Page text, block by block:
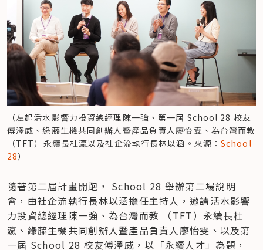
（左起活水影響力投資總經理陳一強、第一屆 School 28 校友
傅澤威、綠藤生機共同創辦人暨產品負責人廖怡雯、為台灣而教
（TFT）永續長杜瀛以及社企流執行長林以涵。來源： School
28）
隨著第二屆計畫開跑， School 28 舉辦第二場說明
會，由社企流執行長林以涵擔任主持人，邀請活水影響
力投資總經理陳一強、為台灣而教 （TFT）永續長杜
瀛、綠藤生機共同創辦人暨產品負責人廖怡雯、以及第
一屆 School 28 校友傅澤威，以「永續人才」為題，